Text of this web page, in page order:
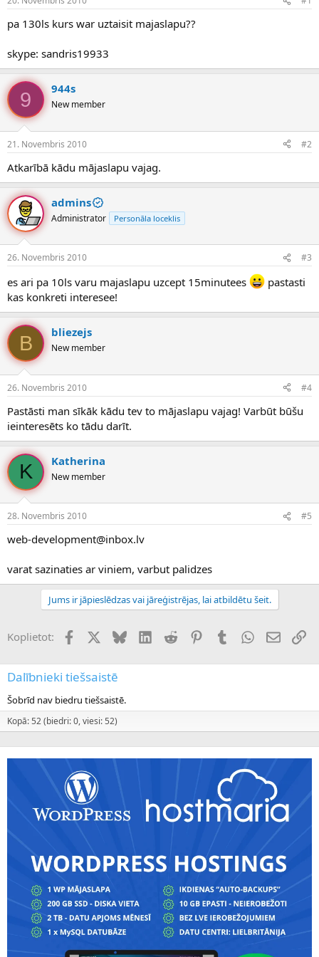
n
u
s
ā
c
ē
s
a
u
s
pa 130ls kurs war uztaisit majaslapu??
skype: sandris19933
9 944s
New member
21. Novembris 2010 #2
Atkarībā kādu mājaslapu vajag.
admins
Administrator Personāla loceklis
26. Novembris 2010 #3
es ari pa 10ls varu majaslapu uzcept 15minutees
pastasti
kas konkreti interesee!
B bliezejs
New member
26. Novembris 2010 #4
Pastāsti man sīkāk kādu tev to mājaslapu vajag! Varbūt būšu
ieinteresēts ko tādu darīt.
K Katherina
New member
28. Novembris 2010 #5
web-development@inbox.lv
varat sazinaties ar viniem, varbut palidzes
Jums ir jāpieslēdzas vai jāreģistrējas, lai atbildētu šeit.
Koplietot: FacebookX (Twitter)
BlueskyLinkedInReddit PinterestTumblrWhatsApp
E-pasts
Dalībnieki tiešsaistē
Šobrīd nav biedru tiešsaistē.
Kopā: 52 (biedri: 0, viesi: 52)